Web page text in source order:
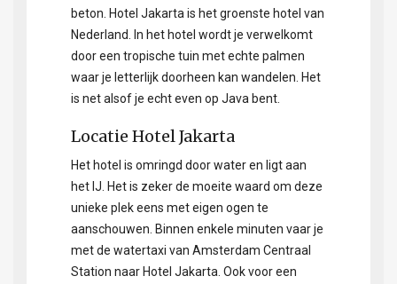
beton. Hotel Jakarta is het groenste hotel van
Nederland. In het hotel wordt je verwelkomt
door een tropische tuin met echte palmen
waar je letterlijk doorheen kan wandelen. Het
is net alsof je echt even op Java bent.
Locatie Hotel Jakarta
Het hotel is omringd door water en ligt aan
het IJ. Het is zeker de moeite waard om deze
unieke plek eens met eigen ogen te
aanschouwen. Binnen enkele minuten vaar je
met de watertaxi van Amsterdam Centraal
Station naar Hotel Jakarta. Ook voor een